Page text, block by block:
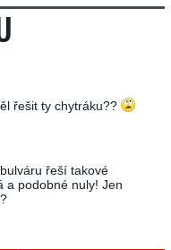
řešit ty chytráku??
řeší takové
a podobné nuly! Jen